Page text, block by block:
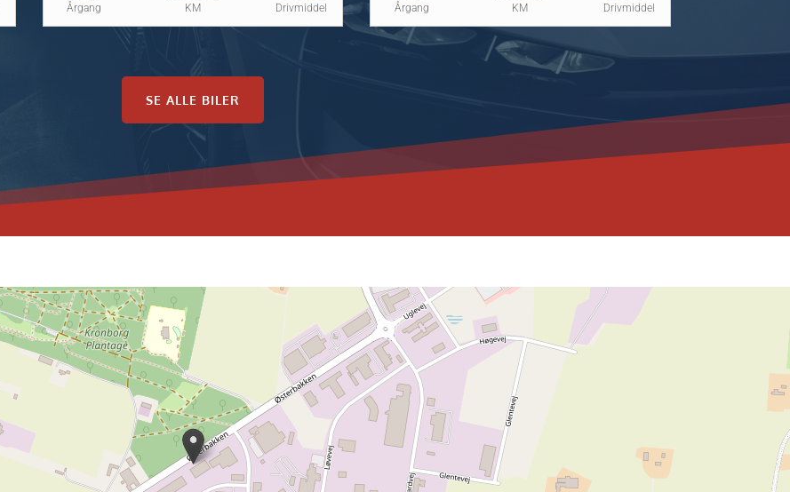
Årgang KM Drivmiddel Årgang KM Drivmiddel
SE ALLE BILER